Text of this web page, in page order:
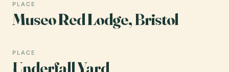
PLACE
Museo Red Lodge, Bristol
PLACE
Underfall Yard